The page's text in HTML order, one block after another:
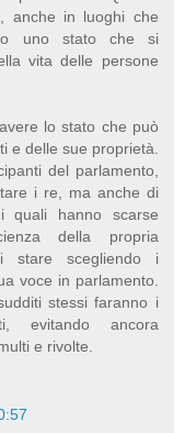
anche in luoghi che
uno stato che si
vita delle persone
lo stato che può
e delle sue proprietà.
del parlamento,
i re, ma anche di
quali hanno scarse
della propria
stare scegliendo i
voce in parlamento.
stessi faranno i
evitando ancora
e rivolte.